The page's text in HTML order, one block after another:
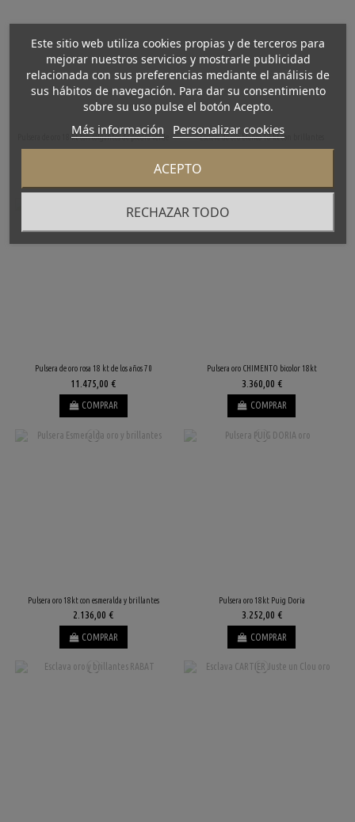
Pulsera de oro 18 kt con colgantes de piedra verde
450,00 €
Esclava de oro blanco 18 kt con brillantes
3.950,00 €
Pulsera de oro rosa 18 kt de los años 70
11.475,00 €
COMPRAR
Pulsera oro CHIMENTO bicolor 18kt
3.360,00 €
COMPRAR
Pulsera oro 18kt con esmeralda y brillantes
2.136,00 €
COMPRAR
Pulsera oro 18kt Puig Doria
3.252,00 €
COMPRAR
Este sitio web utiliza cookies propias y de terceros para
mejorar nuestros servicios y mostrarle publicidad
relacionada con sus preferencias mediante el análisis de
sus hábitos de navegación. Para dar su consentimiento
sobre su uso pulse el botón Acepto.
Más información Personalizar cookies
RECHAZAR TODO
ACEPTO